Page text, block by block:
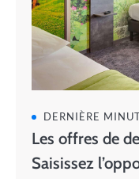
DERNIÈRE
Les offres de
Saisissez